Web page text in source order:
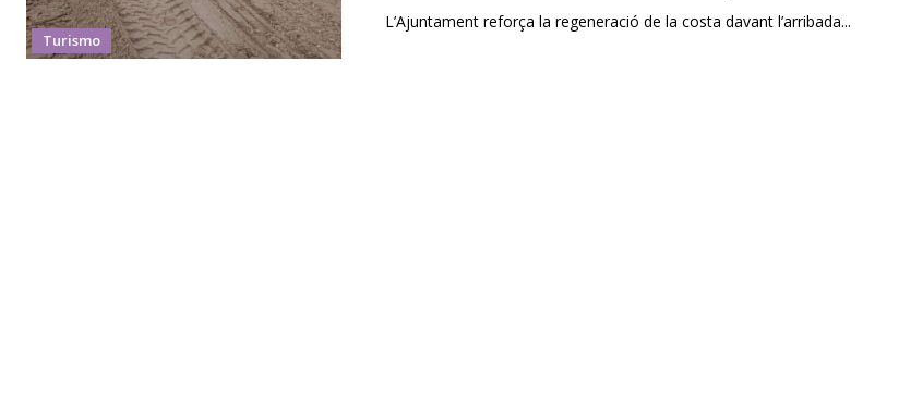
Turismo
L’Ajuntament reforça la regeneració de la costa davant l’arribada...